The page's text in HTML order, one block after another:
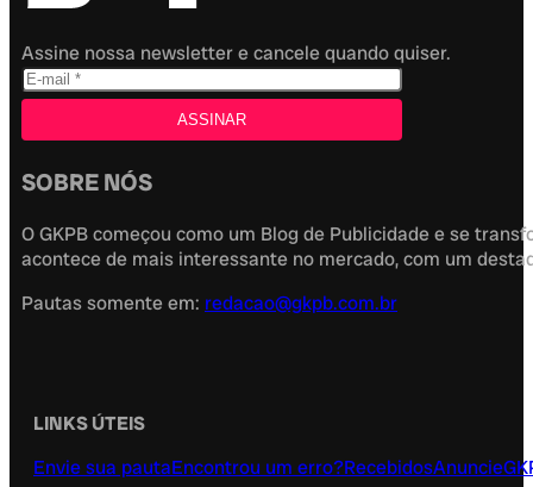
Assine nossa newsletter e cancele quando quiser.
SOBRE NÓS
O GKPB começou como um Blog de Publicidade e se
acontece de mais interessante no mercado, com um
Pautas somente em: redacao@gkpb.com.br
LINKS ÚTEIS
Envie sua pautaEncontrou um erro?RecebidosAnuncie